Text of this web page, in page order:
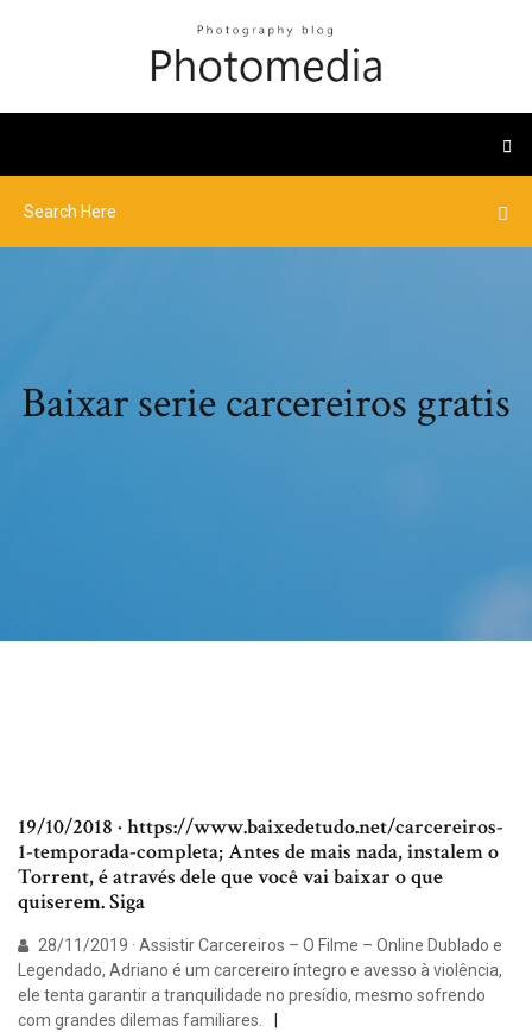
Baixar serie carcereiros gratis
19/10/2018 · https://www.baixedetudo.net/carcereiros-
1-temporada-completa; Antes de mais nada, instalem o
Torrent, é através dele que você vai baixar o que
quiserem. Siga
28/11/2019 · Assistir Carcereiros – O Filme – Online Dublado e
Legendado, Adriano é um carcereiro íntegro e avesso à violência,
ele tenta garantir a tranquilidade no presídio, mesmo sofrendo
com grandes dilemas familiares.